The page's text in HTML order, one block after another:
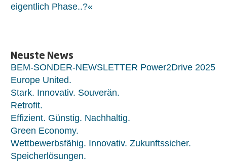
eigentlich Phase..?«
Neuste News
BEM-SONDER-NEWSLETTER Power2Drive 2025
Europe United.
Stark. Innovativ. Souverän.
Retrofit.
Effizient. Günstig. Nachhaltig.
Green Economy.
Wettbewerbsfähig. Innovativ. Zukunftssicher.
Speicherlösungen.